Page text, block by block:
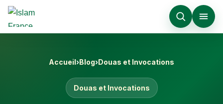
Aller
contenu
Accueil›Blog›Douas et Invocations
Douas et Invocations